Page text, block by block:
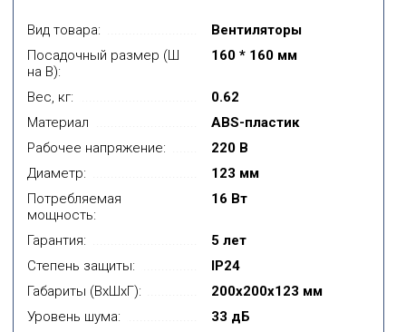
Вид товара:
Вентиляторы
Посадочный размер (Ш
на В):
160 * 160 мм
Вес, кг:
0.62
Материал
ABS-пластик
Рабочее напряжение:
220 В
Диаметр:
123 мм
Потребляемая
мощность:
16 Вт
Гарантия:
5 лет
Степень защиты:
IP24
Габариты (ВxШxГ):
200х200х123 мм
Уровень шума:
33 дБ